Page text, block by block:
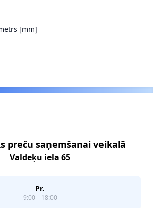
[mm]
preču saņemšanai veikalā
Valdeķu iela 65
Pr.
9:00 – 18:00